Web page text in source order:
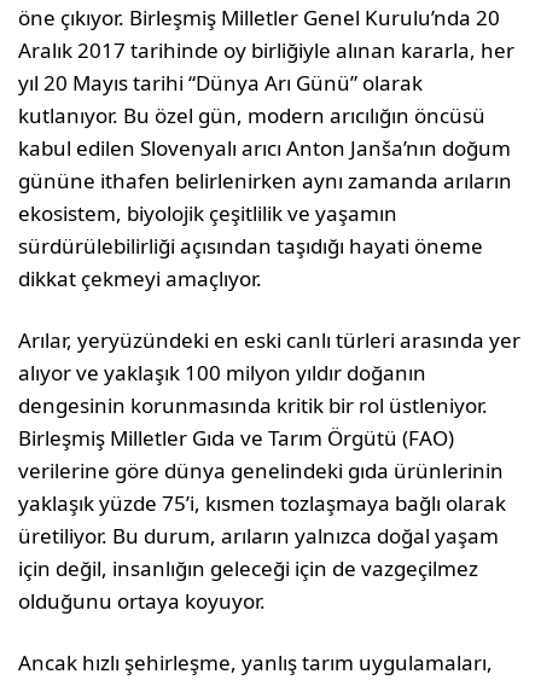
öne çıkıyor. Birleşmiş Milletler Genel Kurulu’nda 20
Aralık 2017 tarihinde oy birliğiyle alınan kararla, her
yıl 20 Mayıs tarihi “Dünya Arı Günü” olarak
kutlanıyor. Bu özel gün, modern arıcılığın öncüsü
kabul edilen Slovenyalı arıcı Anton Janša’nın doğum
gününe ithafen belirlenirken aynı zamanda arıların
ekosistem, biyolojik çeşitlilik ve yaşamın
sürdürülebilirliği açısından taşıdığı hayati öneme
dikkat çekmeyi amaçlıyor.
Arılar, yeryüzündeki en eski canlı türleri arasında yer
alıyor ve yaklaşık 100 milyon yıldır doğanın
dengesinin korunmasında kritik bir rol üstleniyor.
Birleşmiş Milletler Gıda ve Tarım Örgütü (FAO)
verilerine göre dünya genelindeki gıda ürünlerinin
yaklaşık yüzde 75’i, kısmen tozlaşmaya bağlı olarak
üretiliyor. Bu durum, arıların yalnızca doğal yaşam
için değil, insanlığın geleceği için de vazgeçilmez
olduğunu ortaya koyuyor.
Ancak hızlı şehirleşme, yanlış tarım uygulamaları,